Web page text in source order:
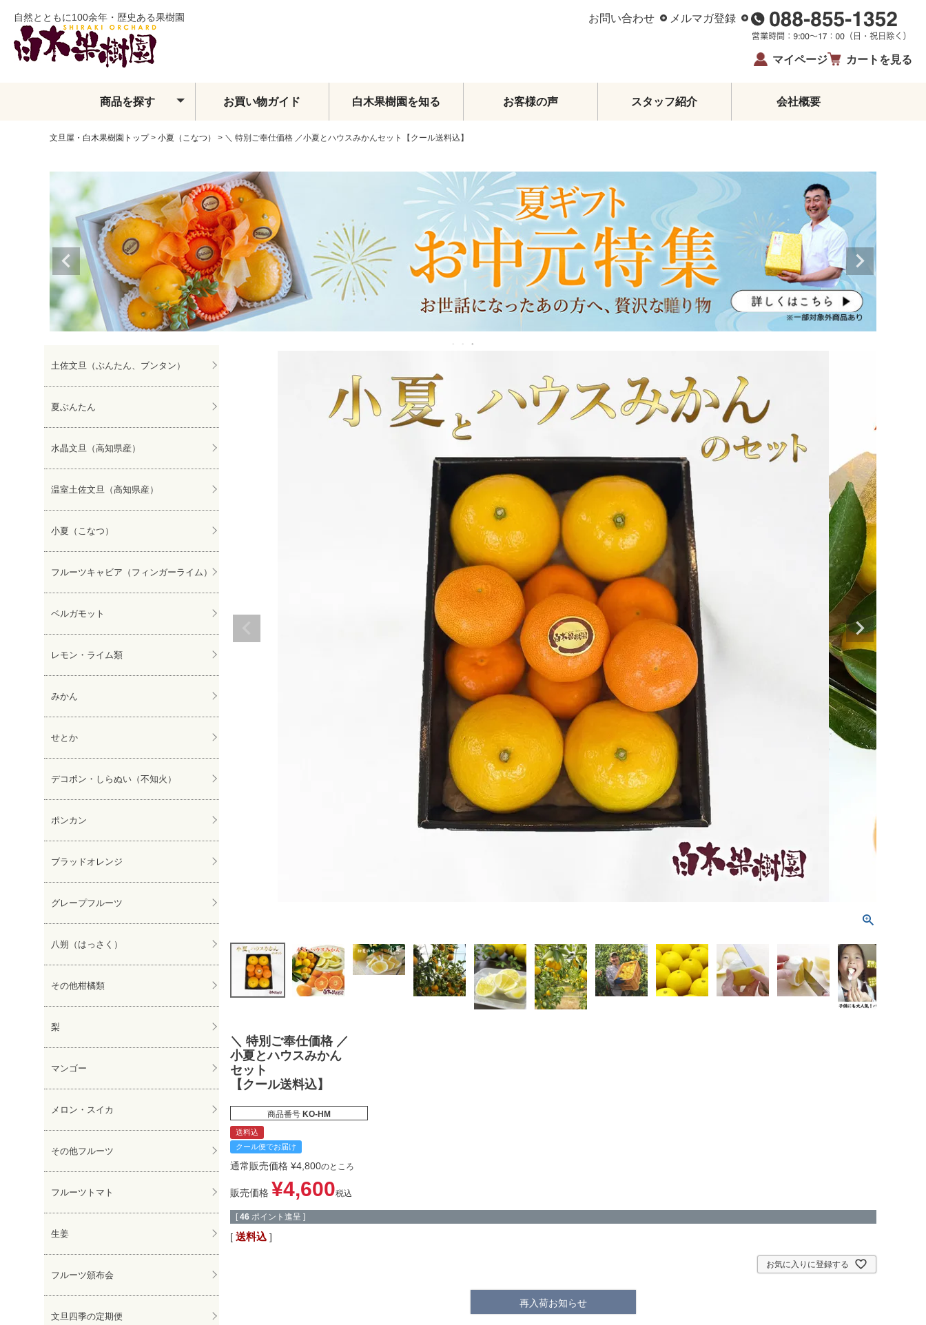
自然とともに100余年・歴史ある果樹園 お問い合わせ メルマガ登録
マイページ カートを見る
商品を探す
土佐文旦
水晶文旦
温室土佐文旦
小夏
フィンガーライム
ベルガモット
レモン・ライム類
みかん
せとか
しらぬい
ぽんかん
ブラッドオレンジ
その他柑橘類
メロン・スイカ
その他フルーツ
フルーツトマト
頒布会
オーダーメイドフルーツセット
旬のおまかせセット
ゼリー・アイス
柑橘皮むき器
イベント・限定商品
夏ギフト・お中元
お歳暮
生姜
鰹のたたき
お酒
高知県産
坂本龍馬グッズ
お買い物ガイド 白木果樹園を知る お客様の声 スタッフ紹介 会社概要
文旦屋・白木果樹園トップ 小夏（こなつ） ＼ 特別ご奉仕価格 ／小夏とハウスみかんセット【クール送料込】
土佐文旦（ぶんたん、ブンタン）
夏ぶんたん
水晶文旦（高知県産）
温室土佐文旦（高知県産）
小夏（こなつ）
フルーツキャビア（フィンガーライム）
ベルガモット
レモン・ライム類
みかん
せとか
デコポン・しらぬい（不知火）
ポンカン
ブラッドオレンジ
グレープフルーツ
八朔（はっさく）
その他柑橘類
梨
マンゴー
メロン・スイカ
その他フルーツ
フルーツトマト
生姜
フルーツ頒布会
文旦四季の定期便
＼ 特別ご奉仕価格 ／
小夏とハウスみかん
セット
【クール送料込】
商品番号 KO-HM
送料込
クール便でお届け
通常販売価格 ¥4,800のところ
販売価格 ¥4,600税込
[ 46 ポイント進呈 ]
送料込
お気に入りに登録する
再入荷お知らせ